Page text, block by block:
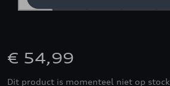
€ 54,99
Dit product is momenteel niet op stock